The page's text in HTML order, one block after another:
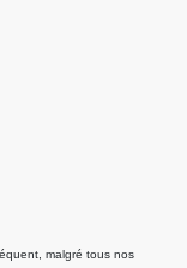
malgré tous nos